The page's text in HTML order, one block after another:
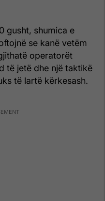
gusht, shumica e
se kanë vetëm
operatorët
të jetë dhe një taktikë
të lartë kërkesash.